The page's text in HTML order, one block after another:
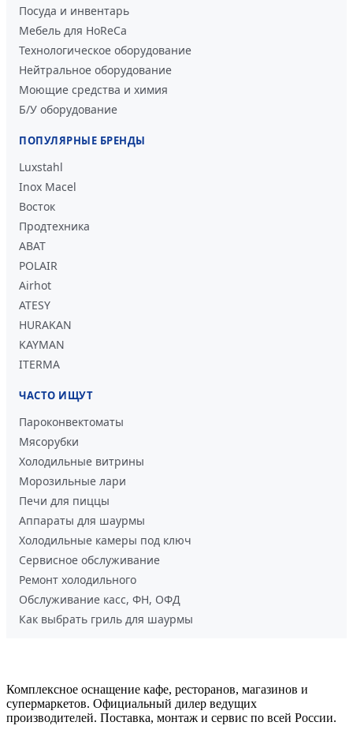
Посуда и инвентарь
Мебель для HoReCa
Технологическое оборудование
Нейтральное оборудование
Моющие средства и химия
Б/У оборудование
ПОПУЛЯРНЫЕ БРЕНДЫ
Luxstahl
Inox Macel
Восток
Продтехника
ABAT
POLAIR
Airhot
ATESY
HURAKAN
KAYMAN
ITERMA
ЧАСТО ИЩУТ
Пароконвектоматы
Мясорубки
Холодильные витрины
Морозильные лари
Печи для пиццы
Аппараты для шаурмы
Холодильные камеры под ключ
Сервисное обслуживание
Ремонт холодильного
Обслуживание касс, ФН, ОФД
Как выбрать гриль для шаурмы
Комплексное оснащение кафе, ресторанов, магазинов и
супермаркетов. Официальный дилер ведущих
производителей. Поставка, монтаж и сервис по всей России.